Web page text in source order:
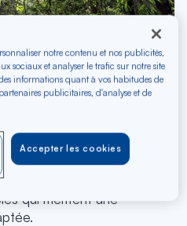
française nécessite
pour profiter
tropicales luxuriantes,
exceptionnelle
d'aventures vous réserve
qui méritent une
notre contenu et nos publicités,
sociaux et analyser le trafic sur notre site
informations quant à vos habitudes de
publicitaires, d'analyse et de
Accepter les cookies